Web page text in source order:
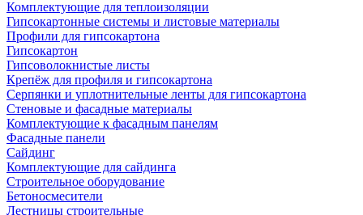
Комплектующие для теплоизоляции
Гипсокартонные системы и листовые материалы
Профили для гипсокартона
Гипсокартон
Гипсоволокнистые листы
Крепёж для профиля и гипсокартона
Серпянки и уплотнительные ленты для гипсокартона
Стеновые и фасадные материалы
Комплектующие к фасадным панелям
Фасадные панели
Сайдинг
Комплектующие для сайдинга
Строительное оборудование
Бетоносмесители
Лестницы строительные